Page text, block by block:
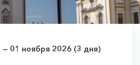
01 ноября 2026 (3 дня)